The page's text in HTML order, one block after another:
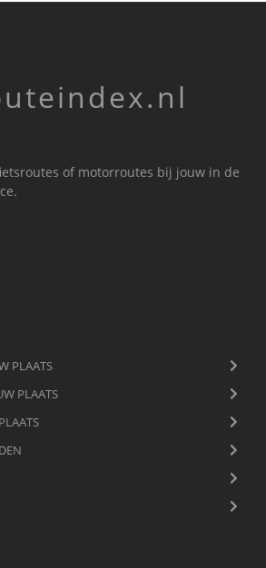
of motorroutes bij jouw in de
PLAATS
PLAATS